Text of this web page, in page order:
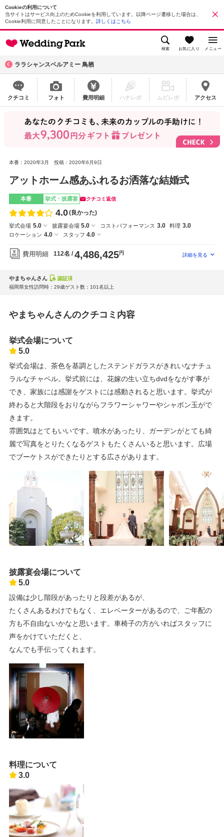
Cookieの利用について
当サイトはサービス向上のためCookieを利用しています。以降ページ遷移した場合は、
Cookie利用に同意したことになります。 詳しくはこちら
検索 お気に入り メニュー
ララシャンスベルアミー 鳥栖
クチコミ フォト 費用明細 ハナレポ ムビレポ アクセス
本番：2020年3月 投稿：2020年6月9日
アットホーム感あふれるお洒落な結婚式
本番 挙式・披露宴 クチコミ返信
4.0(良かった)
挙式会場 5.0 披露宴会場 5.0 コストパフォーマンス 3.0 料理 3.0
ロケーション 4.0 スタッフ 4.0
費用明細 112名 4,486,425円
やまちゃんさん
認証済
福岡県女性訪問時：29歳ゲスト数：101名以上
やまちゃんさんのクチコミ内容
挙式会場について
5.0
挙式会場は、茶色を基調としたステンドガラスがきれいなナチュ
ラルなチャペル。挙式前には、花嫁の生い立ちdvdをながす事が
でき、家族には感謝をゲストには感動されると思います。挙式が
終わると大階段をおりながらフラワーシャワーやシャボン玉がで
きます。
雰囲気はとてもいいです。噴水があったり、ガーデンがとても綺
麗で写真をとりたくなるゲストもたくさんいると思います。広場
でブーケトスができたりとする広さがあります。
披露宴会場について
5.0
設備は少し階段があったりと段差があるが、
たくさんあるわけでもなく、エレベーターがあるので、ご年配の
方も不自由ないかなと思います。車椅子の方がいればスタッフに
声をかけていただくと、
なんでも手伝ってくれます。
料理について
3.0